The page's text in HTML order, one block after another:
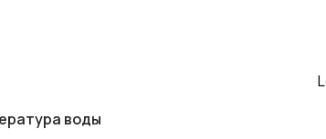
воды